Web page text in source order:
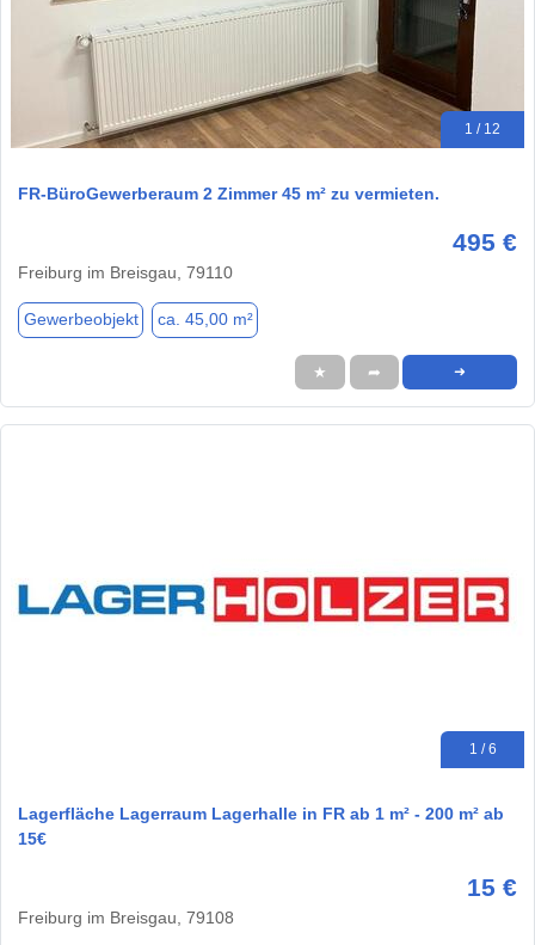
1 / 12
FR-BüroGewerberaum 2 Zimmer 45 m² zu vermieten.
495 €
Freiburg im Breisgau, 79110
Gewerbeobjekt ca. 45,00 m²
★ ➦ ➜
1 / 6
Lagerfläche Lagerraum Lagerhalle in FR ab 1 m² - 200 m² ab
15€
15 €
Freiburg im Breisgau, 79108